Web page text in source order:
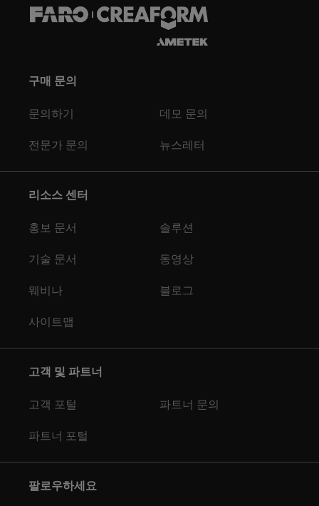
구매 문의
문의하기 데모 문의
전문가 문의 뉴스레터
리소스 센터
홍보 문서 솔루션
기술 문서 동영상
웨비나 블로그
사이트맵
고객 및 파트너
고객 포털 파트너 문의
파트너 포털
팔로우하세요